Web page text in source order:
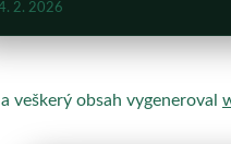
2. 2026
veškerý obsah vygeneroval